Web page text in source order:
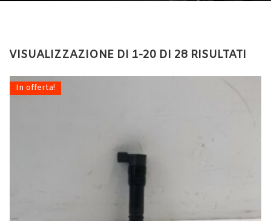
VISUALIZZAZIONE DI 1-20 DI 28 RISULTATI
In offerta!